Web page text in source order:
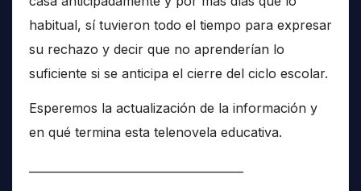
habitual, sí tuvieron todo el tiempo para expresar
su rechazo y decir que no aprenderían lo
suficiente si se anticipa el cierre del ciclo escolar.
Esperemos la actualización de la información y
en qué termina esta telenovela educativa.